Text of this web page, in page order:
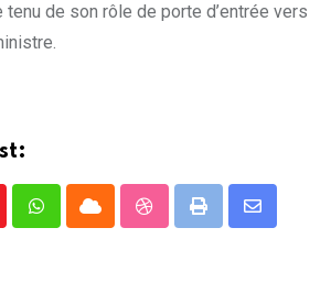
de son rôle de porte d’entrée vers
WhatsappCloud StumbleUpon
Print
Share